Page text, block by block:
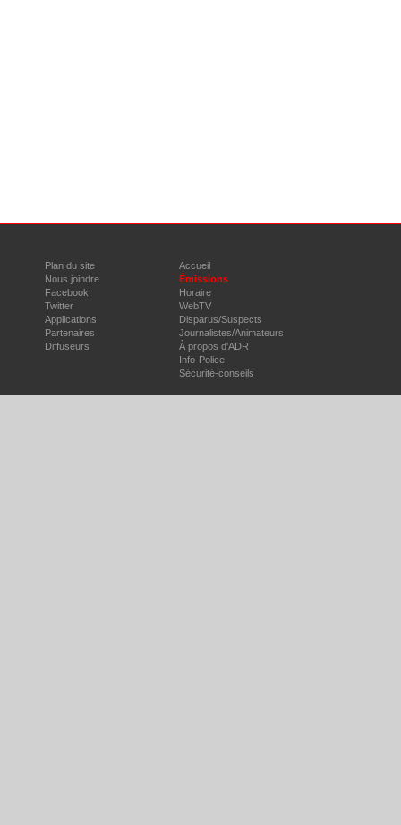
Plan du site
Nous joindre
Facebook
Twitter
Applications
Partenaires
Diffuseurs
Accueil
Émissions
Horaire
WebTV
Disparus/Suspects
Journalistes/Animateurs
À propos d'ADR
Info-Police
Sécurité-conseils